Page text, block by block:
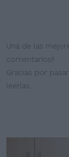
Una de las
comentarios!!
Gracias por
leerlas...